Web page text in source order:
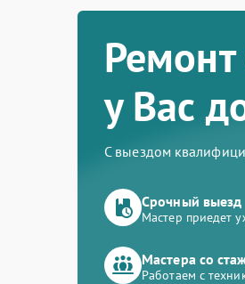
у Вас
С выездом
Срочный выезд
Мастер приедет
Мастера со
Работаем с